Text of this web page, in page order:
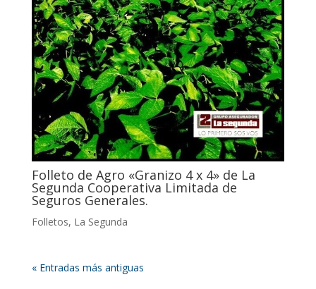
Folleto de Agro «Granizo 4 x 4» de La
Segunda Cooperativa Limitada de
Seguros Generales.
Folletos, La Segunda
« Entradas más antiguas